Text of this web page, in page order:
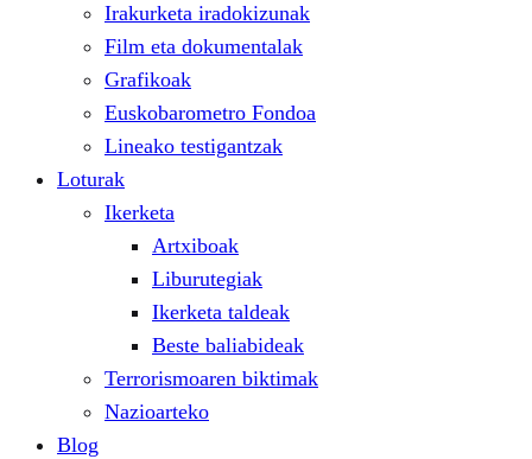
Irakurketa iradokizunak
Film eta dokumentalak
Grafikoak
Euskobarometro Fondoa
Lineako testigantzak
Loturak
Ikerketa
Artxiboak
Liburutegiak
Ikerketa taldeak
Beste baliabideak
Terrorismoaren biktimak
Nazioarteko
Blog